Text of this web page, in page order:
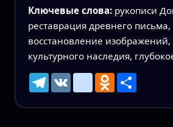
Ключевые слова: рукописи
реставрация древнего письма,
восстановление
культурного наследия,
Telegram
VK mailruOdnoklassniki
Ресурс